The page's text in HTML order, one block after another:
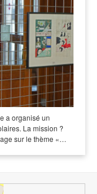
a organisé un
La mission ?
sur le thème «…